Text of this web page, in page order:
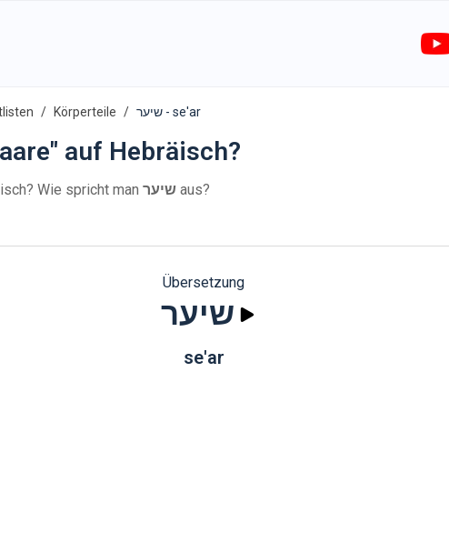
Körperteile שיער - se'ar
auf Hebräisch?
Wie spricht man שיער aus?
Übersetzung
שיער
se'ar